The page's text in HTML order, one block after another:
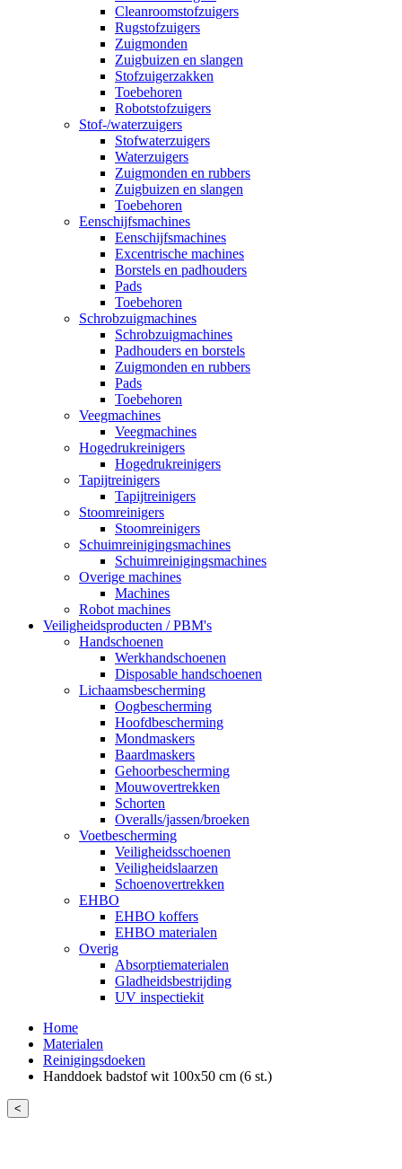
Cleanroomstofzuigers
Rugstofzuigers
Zuigmonden
Zuigbuizen en slangen
Stofzuigerzakken
Toebehoren
Robotstofzuigers
Stof-/waterzuigers
Stofwaterzuigers
Waterzuigers
Zuigmonden en rubbers
Zuigbuizen en slangen
Toebehoren
Eenschijfsmachines
Eenschijfsmachines
Excentrische machines
Borstels en padhouders
Pads
Toebehoren
Schrobzuigmachines
Schrobzuigmachines
Padhouders en borstels
Zuigmonden en rubbers
Pads
Toebehoren
Veegmachines
Veegmachines
Hogedrukreinigers
Hogedrukreinigers
Tapijtreinigers
Tapijtreinigers
Stoomreinigers
Stoomreinigers
Schuimreinigingsmachines
Schuimreinigingsmachines
Overige machines
Machines
Robot machines
Veiligheidsproducten / PBM's
Handschoenen
Werkhandschoenen
Disposable handschoenen
Lichaamsbescherming
Oogbescherming
Hoofdbescherming
Mondmaskers
Baardmaskers
Gehoorbescherming
Mouwovertrekken
Schorten
Overalls/jassen/broeken
Voetbescherming
Veiligheidsschoenen
Veiligheidslaarzen
Schoenovertrekken
EHBO
EHBO koffers
EHBO materialen
Overig
Absorptiematerialen
Gladheidsbestrijding
UV inspectiekit
Home
Materialen
Reinigingsdoeken
Handdoek badstof wit 100x50 cm (6 st.)
<